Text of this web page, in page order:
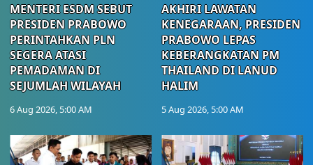
MENTERI ESDM SEBUT
PRESIDEN PRABOWO
PERINTAHKAN PLN
SEGERA ATASI
PEMADAMAN DI
SEJUMLAH WILAYAH
6 Aug 2026, 5:00 AM
AKHIRI LAWATAN
KENEGARAAN, PRESIDEN
PRABOWO LEPAS
KEBERANGKATAN PM
THAILAND DI LANUD
HALIM
5 Aug 2026, 5:00 AM